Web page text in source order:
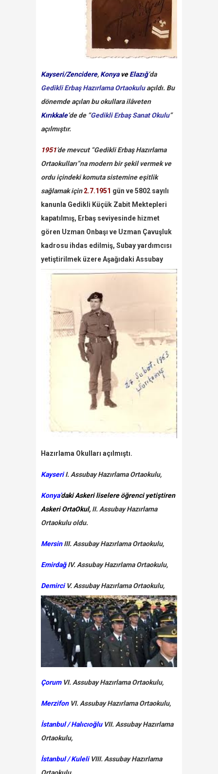
Kayseri/Zencidere, Konya veElazığ‘da
Gedikli Erbaş Hazırlama Ortaokuluaçıldı. Bu
dönemde açılan bu okullara ilâveten
Kırıkkale‘de de “Gedikli Erbaş Sanat Okulu”
açılmıştır.
1951’de mevcut “Gedikli Erbaş Hazırlama
Ortaokulları”na modern bir şekil vermek ve
ordu içindeki komuta sistemine eşitlik
sağlamak için 2.7.1951 gün ve 5802 sayılı
kanunla Gedikli Küçük Zabit Mektepleri
kapatılmış, Erbaş seviyesinde hizmet
gören Uzman Onbaşı ve Uzman Çavuşluk
kadrosu ihdas edilmiş, Subay yardımcısı
yetiştirilmek üzereAşağıdaki Assubay
Hazırlama Okulları açılmıştı.
KayseriI. Assubay Hazırlama Ortaokulu,
Konya’daki Askeri liselere öğrenci yetiştiren
Askeri OrtaOkul, II. Assubay Hazırlama
Ortaokulu oldu.
MersinIII. Assubay Hazırlama Ortaokulu,
EmirdağIV. Assubay Hazırlama Ortaokulu,
DemirciV. Assubay Hazırlama Ortaokulu,
ÇorumVI. Assubay Hazırlama Ortaokulu,
MerzifonVI. Assubay Hazırlama Ortaokulu,
İstanbul / HalıcıoğluVII. Assubay Hazırlama
Ortaokulu,
İstanbul / KuleliVIII. Assubay Hazırlama